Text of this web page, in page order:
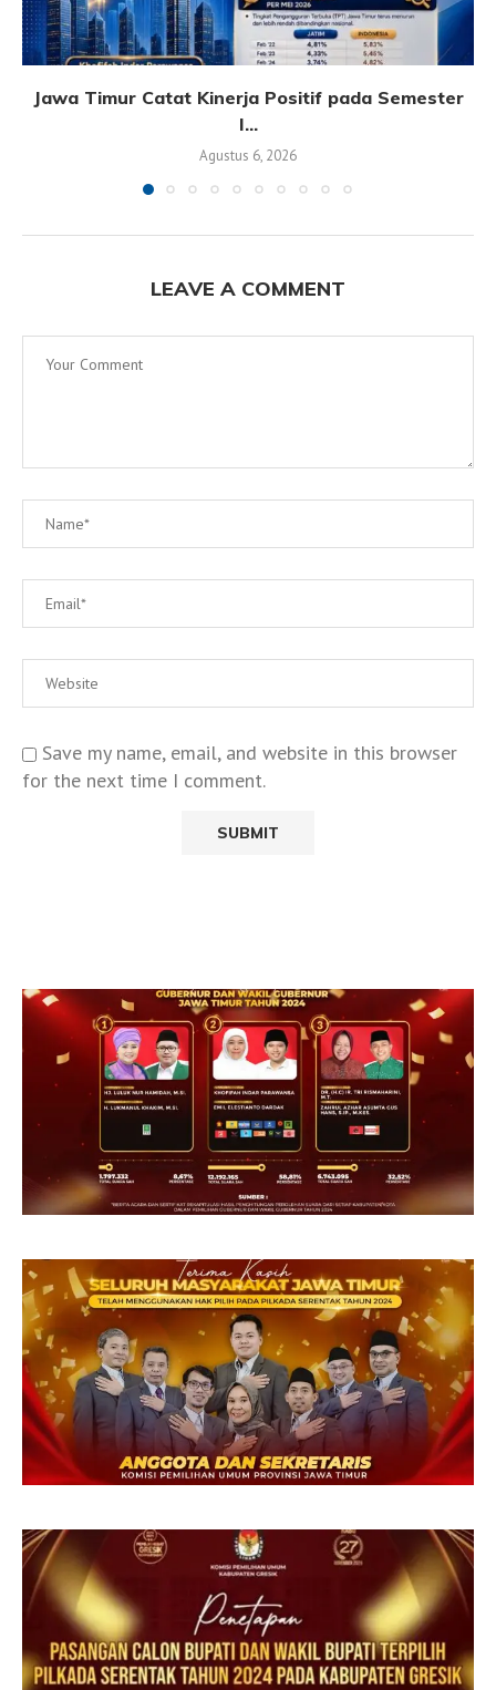
Jawa Timur Catat Kinerja Positif pada Semester
I...
Agustus 6, 2026
LEAVE A COMMENT
Save my name, email, and website in this browser
for the next time I comment.